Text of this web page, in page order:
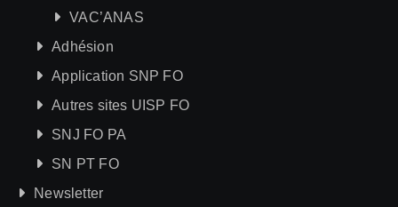
VAC’ANAS
Adhésion
Application SNP FO
Autres sites UISP FO
SNJ FO PA
SN PT FO
Newsletter